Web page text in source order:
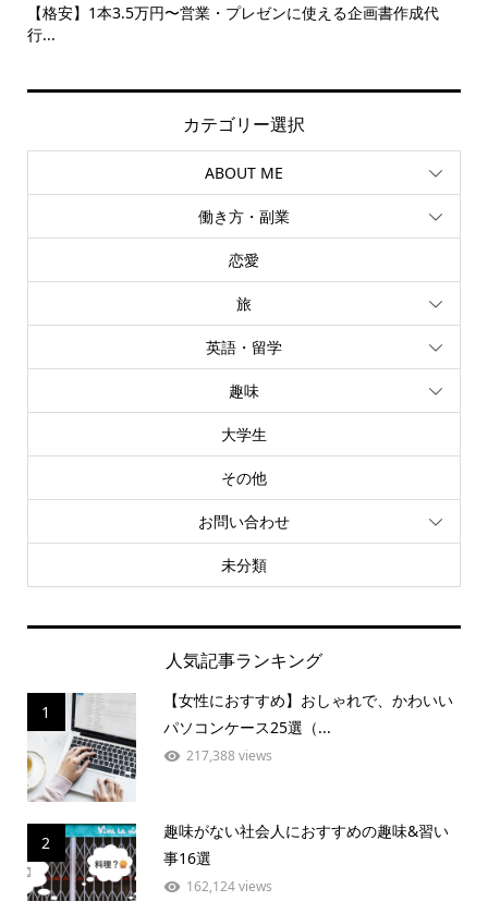
格安】1本3.5万円〜営業・プレゼンに使える企画書作成代
【サー
カテゴリー選択
ABOUT ME
働き方・副業
恋愛
旅
英語・留学
趣味
大学生
その他
お問い合わせ
未分類
人気記事ランキング
1
【女性におすすめ】おしゃれで、かわいい
パソコンケース25選（...
217,388 views
2
趣味がない社会人におすすめの趣味&習い
事16選
162,124 views